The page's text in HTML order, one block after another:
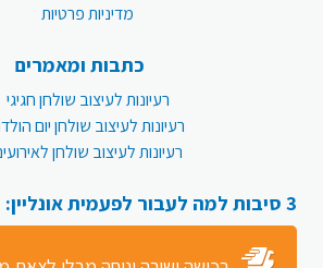
מדיניות פרטיות
כתבות ומאמרים
רעיונות לעיצוב שולחן חגיגי
רעיונות לעיצוב שולחן יום
רעיונות לעיצוב שולחן
3 סיבות למה לעבור לפעמית אונליין: